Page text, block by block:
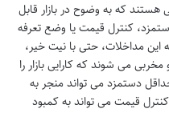
هستند که به وضوح در بازار قابل
کنترل قیمت یا وضع تعرفه
مداخلات، حتی با نیت خیر،
می شوند که کارایی بازار را
دستمزد می تواند منجر به
قیمت می تواند به کمبود